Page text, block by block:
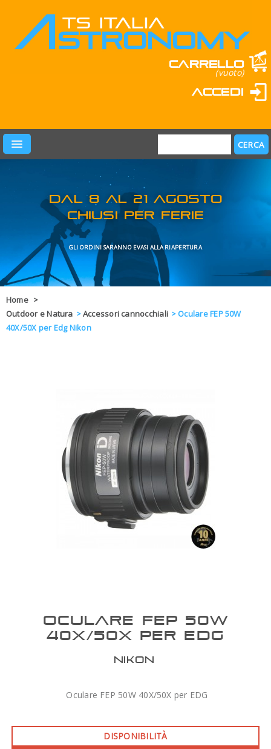
Carrello
(vuoto)
Accedi
PRODOTTI
LEARN & FUN
MARCHI
OFFERTE
BLOG
DAL 8 AL 21
GLI ORDINI SARANNO EVASI
Home >
Outdoor e Natura >Accessori cannocchiali >Oculare FEP 50W
40X/50X per Edg Nikon
OCULARE FEP 50W
40X/50X PER EDG
NIKON
Oculare FEP 50W 40X/50X per EDG
DISPONIBILITÀ